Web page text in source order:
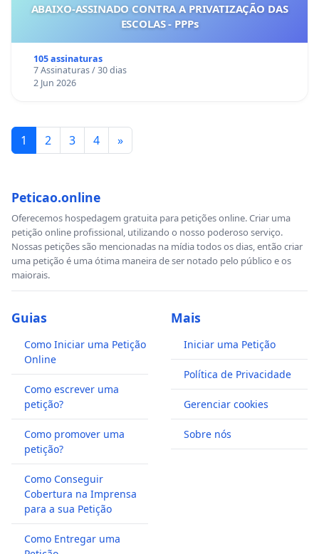
ABAIXO-ASSINADO CONTRA A PRIVATIZAÇÃO DAS
ESCOLAS - PPPs
105 assinaturas
7 Assinaturas / 30 dias
2 Jun 2026
1 2 3 4 »
Peticao.online
Oferecemos hospedagem gratuita para petições online. Criar uma
petição online profissional, utilizando o nosso poderoso serviço.
Nossas petições são mencionadas na mídia todos os dias, então criar
uma petição é uma ótima maneira de ser notado pelo público e os
maiorais.
Guias
Como Iniciar uma Petição
Online
Como escrever uma
petição?
Como promover uma
petição?
Como Conseguir
Cobertura na Imprensa
para a sua Petição
Como Entregar uma
Mais
Iniciar uma Petição
Política de Privacidade
Gerenciar cookies
Sobre nós